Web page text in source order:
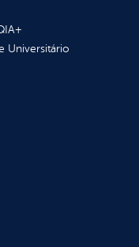
Universitário